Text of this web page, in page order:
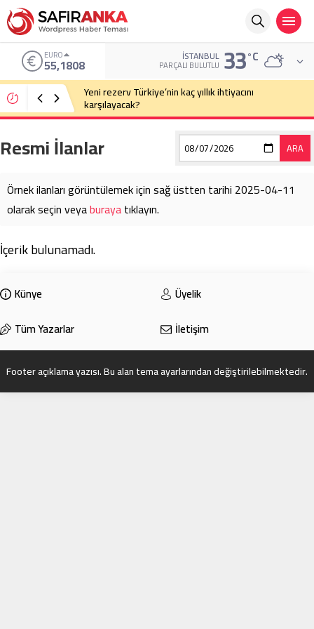
EURO
55,1808 İSTANBUL
PARÇALI BULUTLU 33°C
Yeni rezerv Türkiye’nin kaç yıllık ihtiyacını
karşılayacak?
Resmi İlanlar ARA
Örnek ilanları görüntülemek için sağ üstten tarihi 2025-04-11
olarak seçin veyaburayatıklayın.
İçerik bulunamadı.
Künye
Üyelik
Tüm Yazarlar
İletişim
Footer açıklama yazısı. Bu alan tema ayarlarından değiştirilebilmektedir.